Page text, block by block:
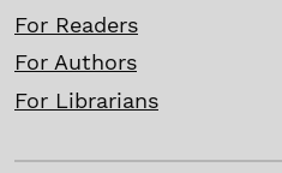
For Readers
For Authors
For Librarians